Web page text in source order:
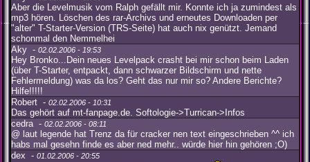
Aber die Levelmusik vom Ralph gefällt mir. Konnte ich ja zumindest als
mp3 hören. Löschen des rar-Archivs und erneutes Downloaden per
"alter" T-Starter-Version (TRS-Seite) hat auch nix genützt. Jemand
schonmal den Nemmelhei
Aky - 02.02.2006 - 19:53
Hey Bronko...Dein neues Levelpack crasht bei mir schon beim Laden
(über T-Starter, entpackt, dann schwarzer Bildschirm und nette
Fehlermeldung) was da los? Geht das nur mir so? Andere Berichte?
Hilfe!!!!!
Robert - 02.02.2006 - 10:31
Das gehört auf mt-fanpage.de. Softologie->Turrican->Infos
cedra - 02.02.2006 - 08:11
@ laut legende hat Trenz da für cracker nen text eingeschrieben ^^ ich
habs mal gesehn finde es aber ned mehr.. würde hier hin gehören ;O)
dex - 01.02.2006 - 20:55